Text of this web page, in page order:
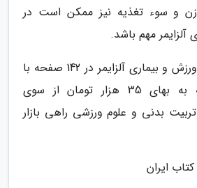
و سوء تغذیه نیز ممکن است در
آلزایمر مهم باشد.
نخستین چاپ کتاب ورزش و بیماری آلزایمر در 142 صفحه با
شمارگان 500 نسخه به بهای 35 هزار تومان از سوی
بدنی و علوم ورزشی راهی بازار
کتاب ایران